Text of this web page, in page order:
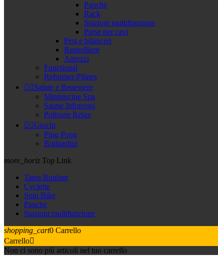
Panche
Rack
Stazioni multifunzione
Prese per cavi
Pesi e bilanceri
Rastrelliere
Attrezzi
Functional
Reformer-Pilates
 Salute e Benessere
Minipiscine Spa
Saune Infrarossi
Poltrone Relax
 Giochi
Ping Pong
Bigliardini
more_horiz Top Link
Tapis Roulant
Cyclette
Spin Bike
Panche
Stazioni multifunzione
shopping_cart0 Carrello
Carrello
Non ci sono più articoli nel tuo carrello